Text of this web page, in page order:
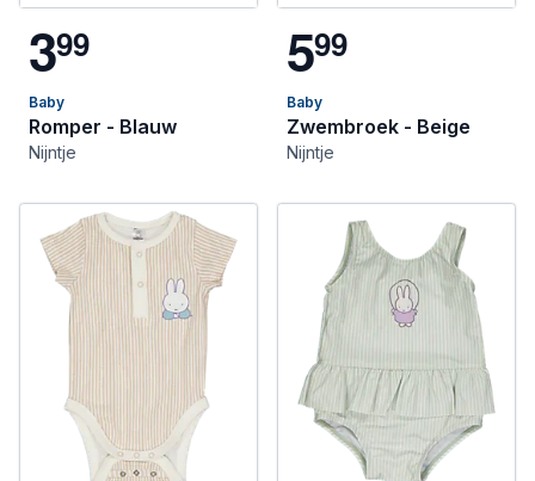
399
Baby
Romper - Blauw
Nijntje
599
Baby
Zwembroek - Beige
Nijntje